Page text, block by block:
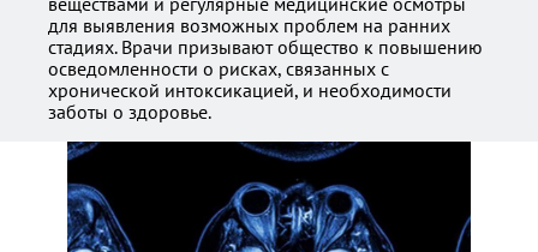
для выявления возможных проблем на ранних
стадиях. Врачи призывают общество к повышению
осведомленности о рисках, связанных с
хронической интоксикацией, и необходимости
заботы о здоровье.